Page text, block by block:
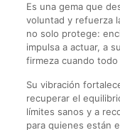
Es una gema que
voluntad y refuerza
no solo protege:
impulsa a actuar, a
firmeza cuando todo
Su vibración
recuperar el
límites sanos y a
para quienes están